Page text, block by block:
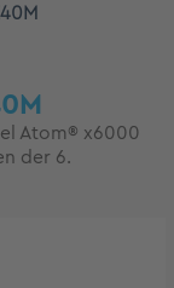
Atom® x6000
der 6.